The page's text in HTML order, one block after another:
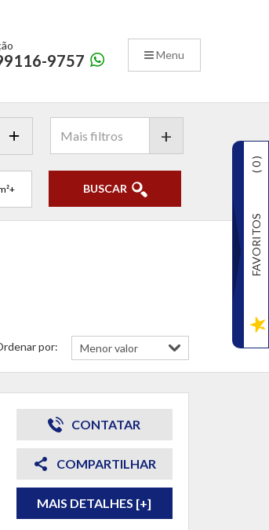
Menu
9757
+
BUSCAR
por:
CONTATAR
COMPARTILHAR
MAIS DETALHES [+]
FAVORITOS
(
0
)